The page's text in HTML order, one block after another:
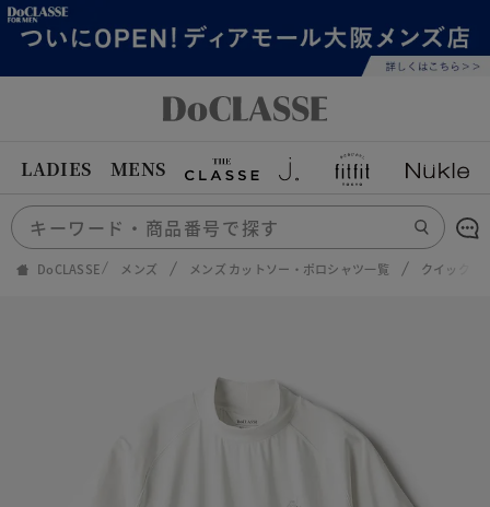
LADIES MENS
DoCLASSE メンズ メンズ カットソー・ポロシャツ一覧 クイックド